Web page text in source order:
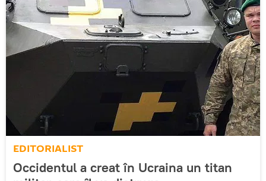
EDITORIALIST
Occidentul a creat în Ucraina un titan